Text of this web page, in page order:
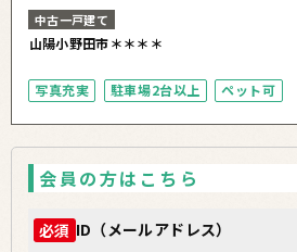
中古一戸建て
山陽小野田市＊＊＊＊
写真充実 駐車場2台以上 ペット可
会員の方はこちら
必須 ID（メールアドレス）